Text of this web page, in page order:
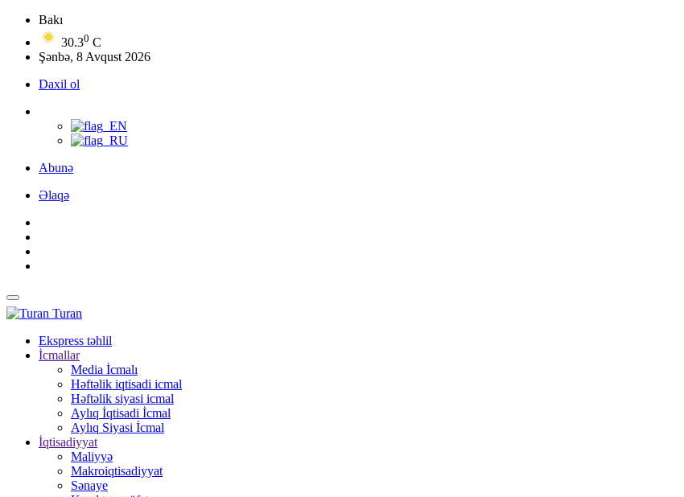
Bakı
30.30 C
Şənbə, 8 Avqust 2026
Daxil ol
Abunə
Əlaqə
Turan
Ekspress təhlil
İcmallar
Media İcmalı
Həftəlik iqtisadi icmal
Həftəlik siyasi icmal
Aylıq İqtisadi İcmal
Aylıq Siyasi İcmal
İqtisadiyyat
Maliyyə
Makroiqtisadiyyat
Sənaye